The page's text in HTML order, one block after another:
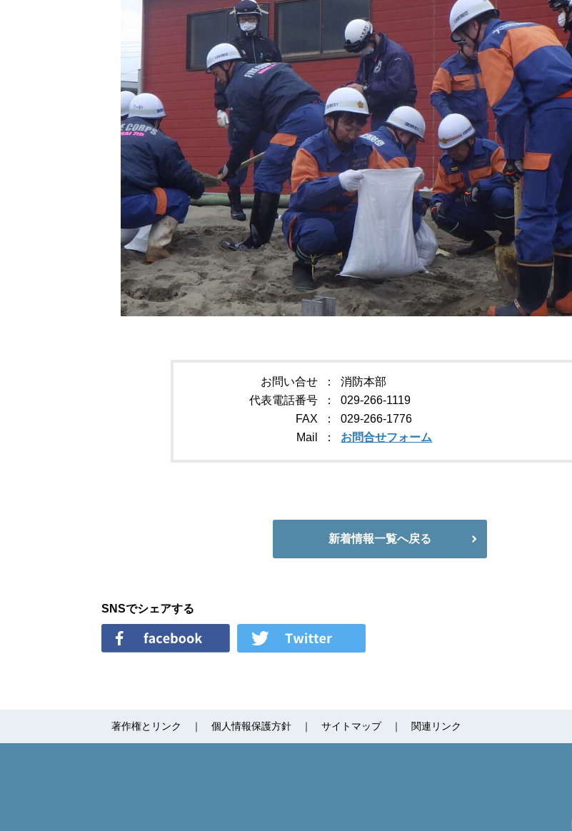
お問い合せ
消防本部
代表電話番号
029-266-1119
FAX
029-266-1776
Mail
お問合せフォーム
新着情報一覧へ戻る
SNSでシェアする
著作権とリンク 個人情報保護方針 サイトマップ 関連リンク